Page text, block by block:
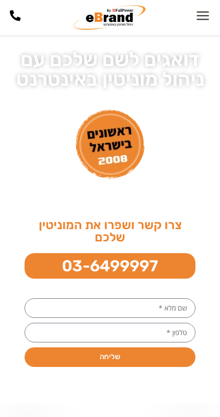
דואגים לשם שלכם עם
ניהול מוניטין באינטרנט
צרו קשר ושפרו את המוניטין
שלכם
03-6499997
שליחה